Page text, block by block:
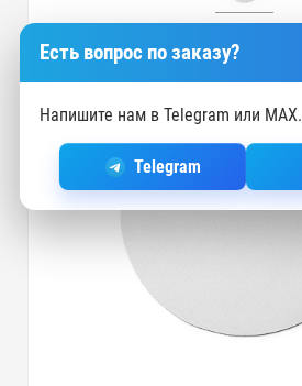
Есть вопрос по заказу?
Напишите нам в Telegram или MAX.
Telegram